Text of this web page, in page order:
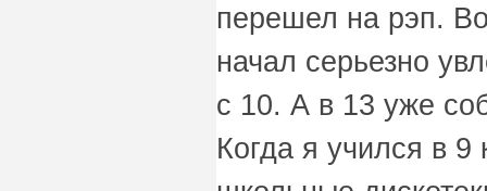
перешел на рэп.
начал серьезно
с 10. А в 13 уже
Когда я учился в